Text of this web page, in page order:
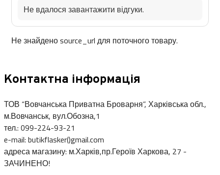
Не вдалося завантажити відгуки.
Не знайдено source_url для поточного товару.
Контактна інформація
ТОВ “Вовчанська Приватна Броварня”, Харківська обл.,
м.Вовчанськ, вул.Обозна,1
тел.: 099-224-93-21
e-mail: butikflasker()gmail.com
адреса магазину: м.Харків,пр.Героїв Харкова, 27 -
ЗАЧИНЕНО!